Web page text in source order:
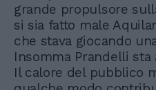
grande propulsore
si sia fatto male
che stava giocando
Insomma Prandelli
Il calore del pubblico